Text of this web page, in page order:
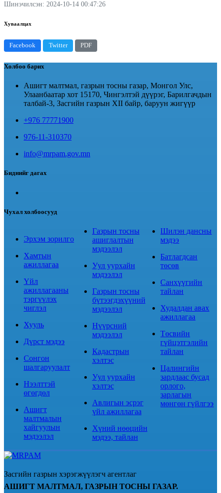
Шинэчилсэн: 2024-10-14 00:47:26
Хуваалцах
Facebook Twitter PDF
Холбоо барих
Ашигт малтмал, газрын тосны газар, Монгол Улс,
Улаанбаатар хот 15170, Чингэлтэй дүүрэг, Барилгачдын
талбай-3, Засгийн газрын XII байр, баруун жигүүр
+976 77771900
976-11-310370
info@mrpam.gov.mn
Биднийг дагах
Чухал холбоосууд
Эрхэм зорилго
Хамтын
ажиллагаа
Үйл
ажиллагааны
тэргүүлэх
чиглэл
Хууль
Дүрст мэдээ
Сонгон
шалгаруулалт
Нээлттэй
өгөгдөл
Ашигт
малтмалын
хайгуулын
мэдээлэл
Газрын тосны
ашиглалтын
мэдээлэл
Уул уурхайн
мэдээлэл
Газрын тосны
бүтээгдэхүүний
мэдээлэл
Нүүрсний
мэдээлэл
Кадастрын
хэлтэс
Уул уурхайн
хэлтэс
Авлигын эсрэг
үйл ажиллагаа
Хүний нөөцийн
мэдээ, тайлан
Шилэн дансны
мэдээ
Батлагдсан
төсөв
Санхүүгийн
тайлан
Худалдан авах
ажиллагаа
Төсвийн
гүйцэтгэлийн
тайлан
Цалингийн
зардлаас бусад
орлого,
зарлагын
мөнгөн гүйлгээ
Засгийн газрын хэрэгжүүлэгч агентлаг
АШИГТ МАЛТМАЛ, ГАЗРЫН ТОСНЫ ГАЗАР.